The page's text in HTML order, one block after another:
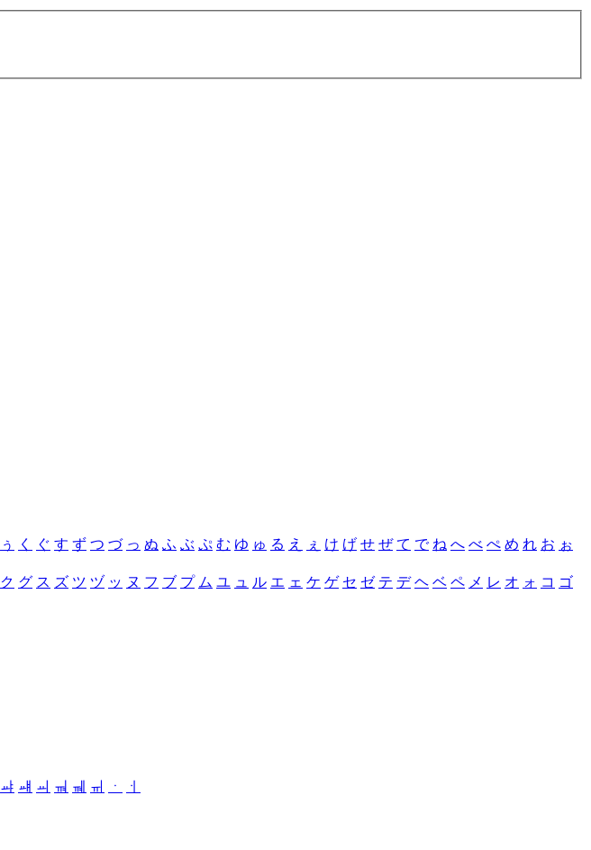
ぅ く ぐ す ず つ づ っ ぬ ふ ぶ ぷ む ゆ ゅ る え ぇ け げ せ ぜ て で ね へ べ ぺ め れ お ぉ
ク グ ス ズ ツ ヅ ッ ヌ フ ブ プ ム ユ ュ ル エ ェ ケ ゲ セ ゼ テ デ ヘ ベ ペ メ レ オ ォ コ ゴ
ㆇ ㆈ ㆉ ㆊ ㆋ ㆌ ㆍ
ㆎ